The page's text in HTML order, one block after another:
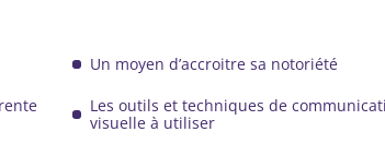
Un moyen d’accroitre sa notoriété
Les outils et techniques de
visuelle à utiliser